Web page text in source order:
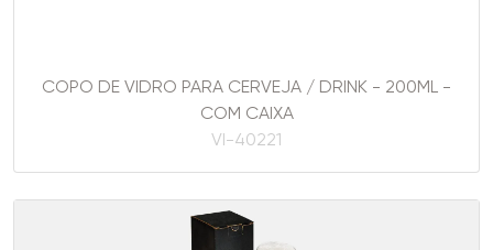
COPO DE VIDRO PARA CERVEJA / DRINK - 200ML -
COM CAIXA
VI-40221